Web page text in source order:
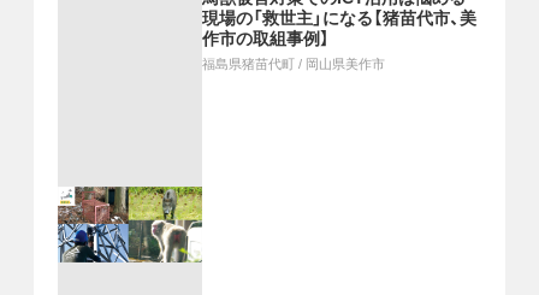
現場の「救世主」になる【猪苗代市、美
作市の取組事例】
福島県猪苗代町 / 岡山県美作市